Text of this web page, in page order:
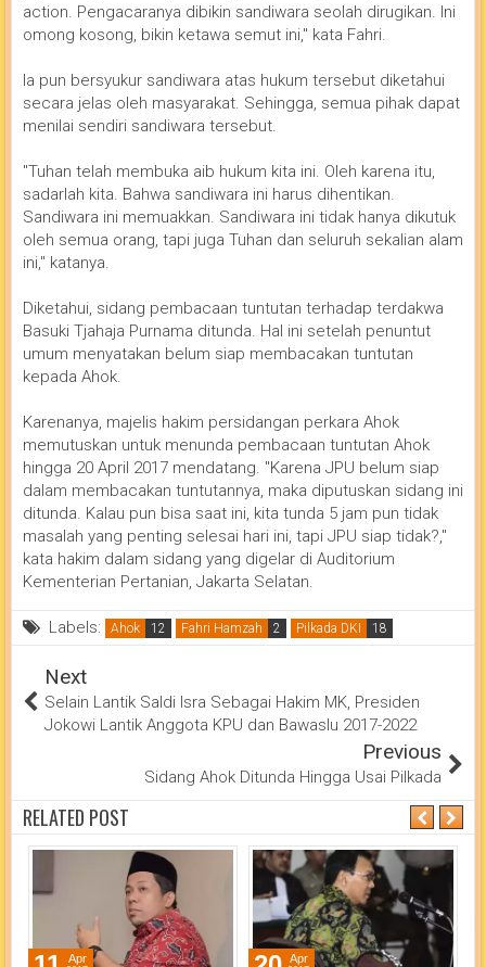
action. Pengacaranya dibikin sandiwara seolah dirugikan. Ini
omong kosong, bikin ketawa semut ini," kata Fahri.
Ia pun bersyukur sandiwara atas hukum tersebut diketahui
secara jelas oleh masyarakat. Sehingga, semua pihak dapat
menilai sendiri sandiwara tersebut.
"Tuhan telah membuka aib hukum kita ini. Oleh karena itu,
sadarlah kita. Bahwa sandiwara ini harus dihentikan.
Sandiwara ini memuakkan. Sandiwara ini tidak hanya dikutuk
oleh semua orang, tapi juga Tuhan dan seluruh sekalian alam
ini,'' katanya.
Diketahui, sidang pembacaan tuntutan terhadap terdakwa
Basuki Tjahaja Purnama ditunda. Hal ini setelah penuntut
umum menyatakan belum siap membacakan tuntutan
kepada Ahok.
Karenanya, majelis hakim persidangan perkara Ahok
memutuskan untuk menunda pembacaan tuntutan Ahok
hingga 20 April 2017 mendatang. "Karena JPU belum siap
dalam membacakan tuntutannya, maka diputuskan sidang ini
ditunda. Kalau pun bisa saat ini, kita tunda 5 jam pun tidak
masalah yang penting selesai hari ini, tapi JPU siap tidak?,"
kata hakim dalam sidang yang digelar di Auditorium
Kementerian Pertanian, Jakarta Selatan.
Labels: Ahok Fahri Hamzah Pilkada DKI
Next
Selain Lantik Saldi Isra Sebagai Hakim MK, Presiden
Jokowi Lantik Anggota KPU dan Bawaslu 2017-2022
Previous
Sidang Ahok Ditunda Hingga Usai Pilkada
RELATED POST
Apr Apr